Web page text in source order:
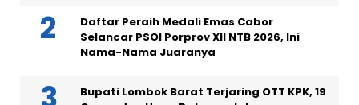
Daftar Peraih Medali Emas Cabor
Selancar PSOI Porprov XII NTB 2026, Ini
Nama-Nama Juaranya
Bupati Lombok Barat Terjaring OTT KPK, 19